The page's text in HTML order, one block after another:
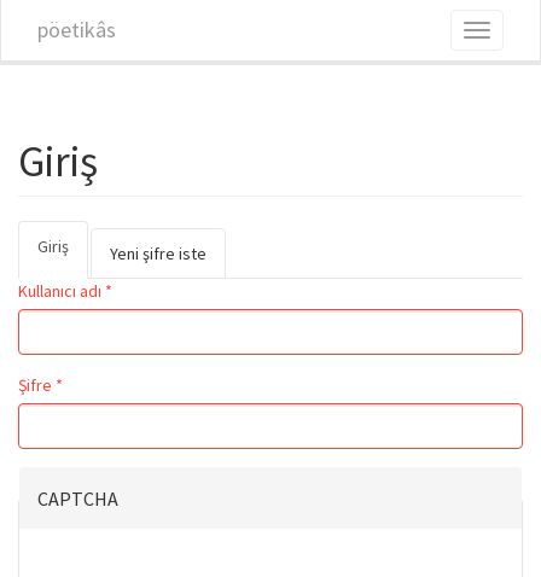
pöetikâs
Toggle
Giriş
Birincil sekmeler
Giriş
Yeni şifre iste
Kullanıcı adı *
Şifre *
CAPTCHA